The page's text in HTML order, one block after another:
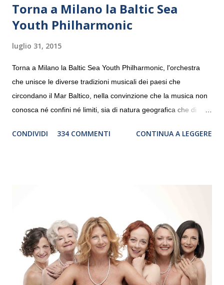
Torna a Milano la Baltic Sea
Youth Philharmonic
luglio 31, 2015
Torna a Milano la Baltic Sea Youth Philharmonic, l'orchestra
che unisce le diverse tradizioni musicali dei paesi che
circondano il Mar Baltico, nella convinzione che la musica non
conosca né confini né limiti, sia di natura geografica che di
debutterà il 10 settembre a Heiden, in Germania, e toccherà, in
“Settembre dell’Accademia” dove si esibirà per il secondo anno
consecutivo. Il pubblico milanese avrà il piacere di applaudire i
giovani artisti della Baltic Sea Youth Philharmonic per la quarta
volta. L’orchestra, fondata nel 2008 da Kristjan Järvi (affiancato
da un prestigioso consiglio di consulent...
CONDIVIDI 334 COMMENTI CONTINUA A LEGGERE